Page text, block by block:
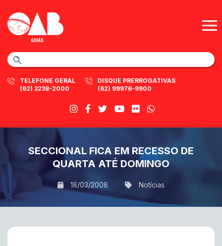
TELEFONE GERAL
(62) 3238-2000
DISQUE PRERROGATIVAS
(62) 99976-9900
SECCIONAL FICA EM RECESSO DE
QUARTA ATÉ DOMINGO
18/03/2008 Notícias